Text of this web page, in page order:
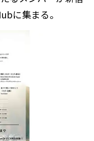
に集まる。